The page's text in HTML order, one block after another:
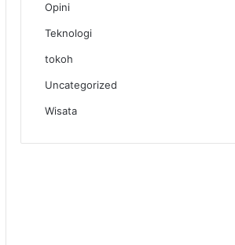
Opini
Teknologi
tokoh
Uncategorized
Wisata